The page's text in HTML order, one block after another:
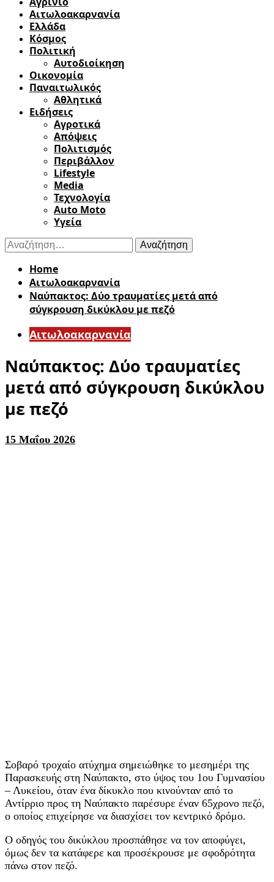
Αιτωλοακαρνανία
Ελλάδα
Κόσμος
Πολιτική
Αυτοδιοίκηση
Οικονομία
Παναιτωλικός
Αθλητικά
Ειδήσεις
Αγροτικά
Απόψεις
Πολιτισμός
Περιβάλλον
Lifestyle
Media
Τεχνολογία
Auto Moto
Υγεία
Αναζήτηση
για:
Home
Αιτωλοακαρνανία
Ναύπακτος: Δύο τραυματίες μετά από
σύγκρουση δικύκλου με πεζό
Αιτωλοακαρνανία
Ναύπακτος: Δύο τραυματίες
μετά από σύγκρουση δικύκλου
με πεζό
15 Μαΐου 2026
Σοβαρό τροχαίο ατύχημα σημειώθηκε το μεσημέρι της
Παρασκευής στη Ναύπακτο, στο ύψος του 1ου Γυμνασίου
– Λυκείου, όταν ένα δίκυκλο που κινούνταν από το
Αντίρριο προς τη Ναύπακτο παρέσυρε έναν 65χρονο πεζό,
ο οποίος επιχείρησε να διασχίσει τον κεντρικό δρόμο.
Ο οδηγός του δικύκλου προσπάθησε να τον αποφύγει,
όμως δεν τα κατάφερε και προσέκρουσε με σφοδρότητα
πάνω στον πεζό.